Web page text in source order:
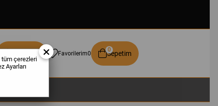
Üye Girişi Favorilerim0 Sepetim
0
×
tüm çerezleri
Ayarları